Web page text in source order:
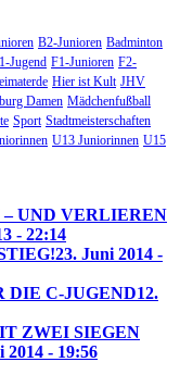
B2-Junioren Badminton
Jugend F1-Junioren F2-
Hier ist Kult JHV
Damen Mädchenfußball
Sport Stadtmeisterschaften
U13 Juniorinnen U15
UND VERLIEREN
- 22:14
23. Juni 2014 -
DIE C-JUGEND12.
ZWEI SIEGEN
2014 - 19:56